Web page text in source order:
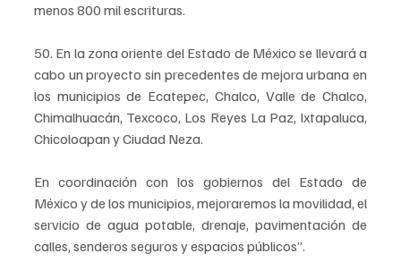
menos 800 mil escrituras.
50. En la zona oriente del Estado de México se llevará a
cabo un proyecto sin precedentes de mejora urbana en
los municipios de Ecatepec, Chalco, Valle de Chalco,
Chimalhuacán, Texcoco, Los Reyes La Paz, Ixtapaluca,
Chicoloapan y Ciudad Neza.
En coordinación con los gobiernos del Estado de
México y de los municipios, mejoraremos la movilidad, el
servicio de agua potable, drenaje, pavimentación de
calles, senderos seguros y espacios públicos”.